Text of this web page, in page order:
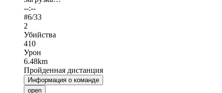
--:--
#6/33
2
Убийства
410
Урон
6.48km
Пройденная дистанция
Информация о команде
open